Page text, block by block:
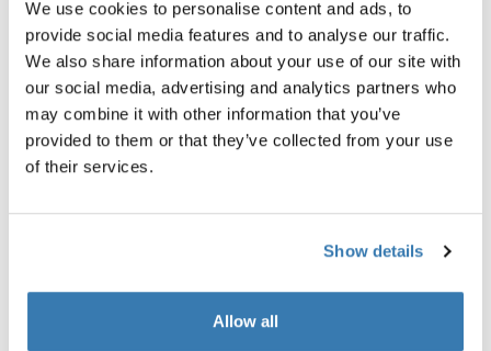
We use cookies to personalise content and ads, to
provide social media features and to analyse our traffic.
We also share information about your use of our site with
our social media, advertising and analytics partners who
may combine it with other information that you’ve
provided to them or that they’ve collected from your use
of their services.
Show details
Allow all
Ve testovacím centru Thule Test Center™ ve švédském
Hillerstorpu procházejí produkty extrémním testováním.